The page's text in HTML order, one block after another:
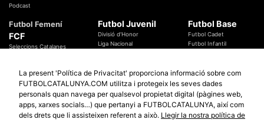
Podcast
Futbol Femení
FCF
Seleccions Catalanes
Temes Federatius
Futbol Juvenil
Divisió d'Honor
Liga Nacional
Futbol Base
Futbol Cadet
Futbol Infantil
Futbol Catalunya
Promocions
Sortejos
Especials
Copa Catalunya Absoluta 2019
Copa del Rei 2019 - 2020
La present 'Política de Privacitat' proporciona informació sobre com
FUTBOLCATALUNYA.COM utilitza i protegeix les seves dades
personals quan navega per qualsevol propietat digital (pàgines web,
apps, xarxes socials…) que pertanyi a FUTBOLCATALUNYA, així com
dels drets que li assisteixen referent a això. Llegir la nostra política de